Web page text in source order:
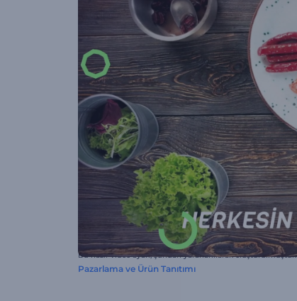
Bu hazır video ayarı, şundan yararlanılarak oluşturulmuştur:
Pazarlama ve Ürün Tanıtımı